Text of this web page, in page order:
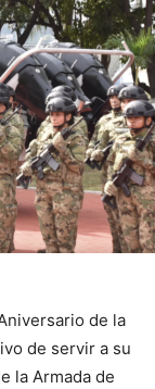
de la
de servir a su
la Armada de